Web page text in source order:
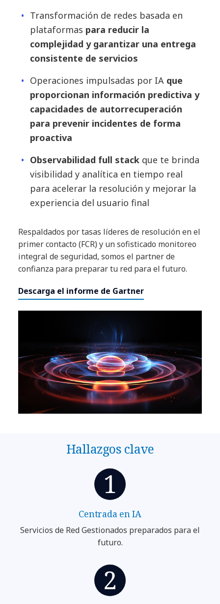
Transformación de redes basada en
plataformas para reducir la
complejidad y garantizar una entrega
consistente de servicios
Operaciones impulsadas por IA que
proporcionan información predictiva y
capacidades de autorrecuperación
para prevenir incidentes de forma
proactiva
Observabilidad full stack que te brinda
visibilidad y analítica en tiempo real
para acelerar la resolución y mejorar la
experiencia del usuario final
Respaldados por tasas líderes de resolución en el
primer contacto (FCR) y un sofisticado monitoreo
integral de seguridad, somos el partner de
confianza para preparar tu red para el futuro.
Descarga el informe de Gartner
Hallazgos clave
Centrada en IA
Servicios de Red Gestionados preparados para el
futuro.